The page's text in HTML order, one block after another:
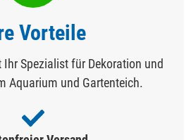
Vorteile
Spezialist für Dekoration und
Aquarium und Gartenteich.